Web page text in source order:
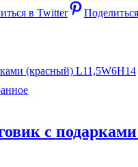
в Twitter
с